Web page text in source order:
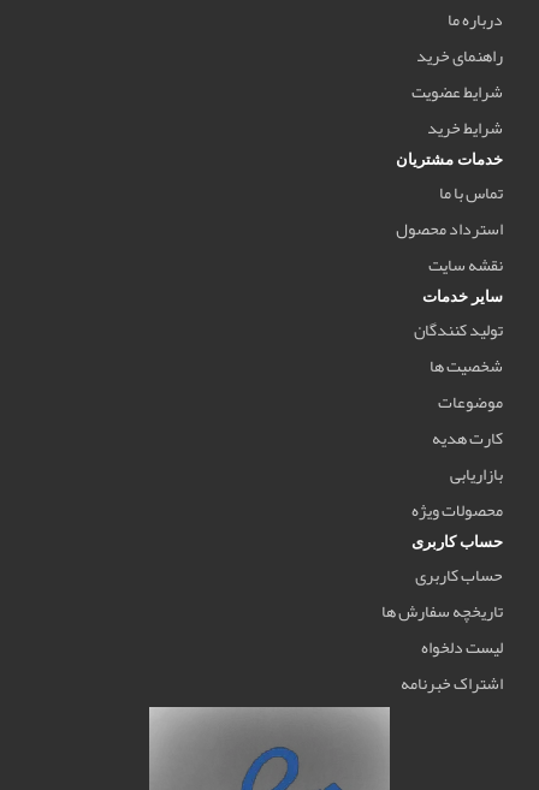
درباره ما
راهنمای خرید
شرایط عضویت
شرایط خرید
خدمات مشتریان
تماس با ما
استرداد محصول
نقشه سایت
سایر خدمات
تولید کنندگان
شخصیت ها
موضوعات
کارت هدیه
بازاریابی
محصولات ویژه
حساب کاربری
حساب کاربری
تاریخچه سفارش ها
لیست دلخواه
اشتراک خبرنامه